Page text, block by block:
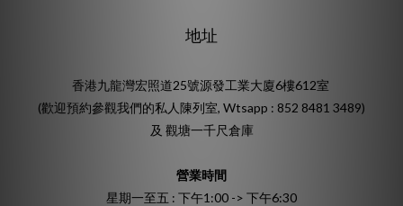
地址
香港九龍灣宏照道25號源發工業大廈6樓612室
(歡迎預約參觀我們的私人陳列室, Wtsapp : 852 8481 3489)
及 觀塘一千尺倉庫
營業時間
星期一至五 : 下午1:00 -> 下午6:30